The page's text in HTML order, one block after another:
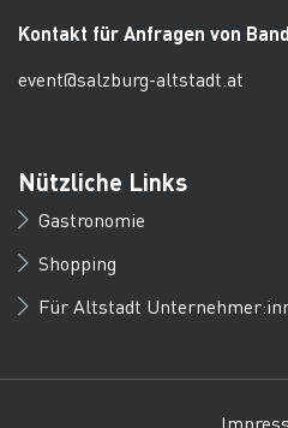
Kontakt für Anfragen von
event@salzburg-altstadt.at
Nützliche Links
Gastronomie
Shopping
Für Altstadt